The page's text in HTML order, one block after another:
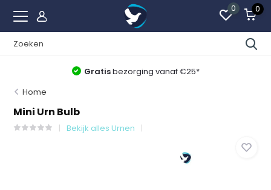
0 0
Gratisbezorging vanaf €25*
Home
Mini Urn Bulb
Bekijk alles Urnen